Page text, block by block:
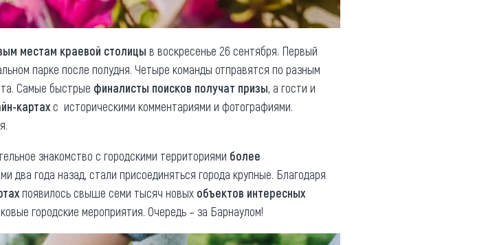
местам краевой столицы в воскресенье 26 сентября. Первый
парке после полудня. Четыре команды отправятся по разным
Самые быстрые финалисты поисков получат призы, а гости и
картахс историческими комментариями и фотографиями.
знакомство с городскими территориями более
два года назад, стали присоединяться города крупные. Благодаря
появилось свыше семи тысяч новых объектов интересных
городские мероприятия. Очередь – за Барнаулом!